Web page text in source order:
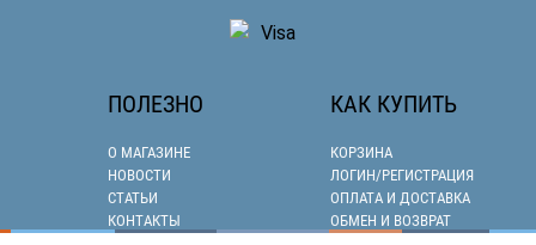
ПОЛЕЗНО
О МАГАЗИНЕ
НОВОСТИ
СТАТЬИ
КОНТАКТЫ
КАК КУПИТЬ
КОРЗИНА
ЛОГИН/РЕГИСТРАЦИЯ
ОПЛАТА И ДОСТАВКА
ОБМЕН И ВОЗВРАТ